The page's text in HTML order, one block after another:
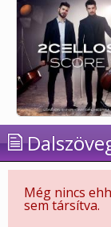
Még nincs
sem társítva.